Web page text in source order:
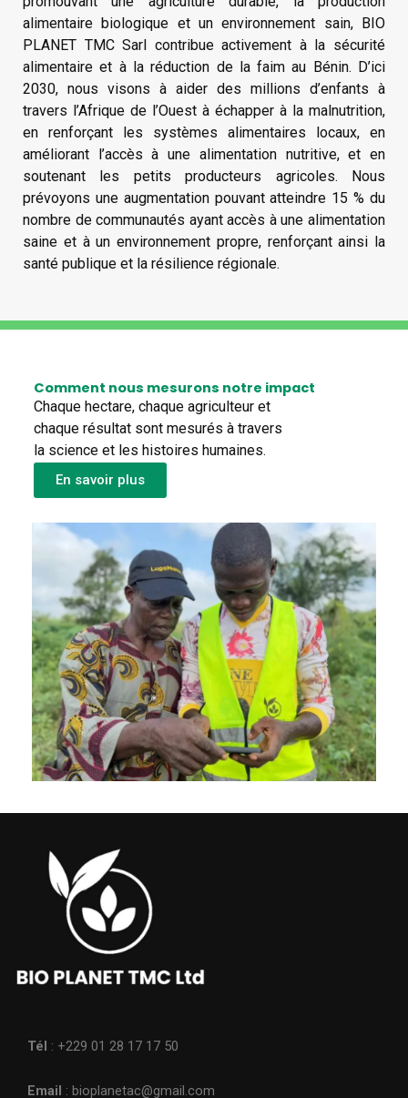
alimentaire biologique et un environnement sain, BIO
PLANET TMC Sarl contribue activement à la sécurité
alimentaire et à la réduction de la faim au Bénin. D’ici
2030, nous visons à aider des millions d’enfants à
travers l’Afrique de l’Ouest à échapper à la malnutrition,
en renforçant les systèmes alimentaires locaux, en
améliorant l’accès à une alimentation nutritive, et en
soutenant les petits producteurs agricoles. Nous
prévoyons une augmentation pouvant atteindre 15 % du
nombre de communautés ayant accès à une alimentation
saine et à un environnement propre, renforçant ainsi la
santé publique et la résilience régionale.
Comment nous mesurons notre impact
Chaque hectare, chaque agriculteur et
chaque résultat sont mesurés à travers
la science et les histoires humaines.
En savoir plus
Tél : +229 01 28 17 17 50
Email : bioplanetac@gmail.com